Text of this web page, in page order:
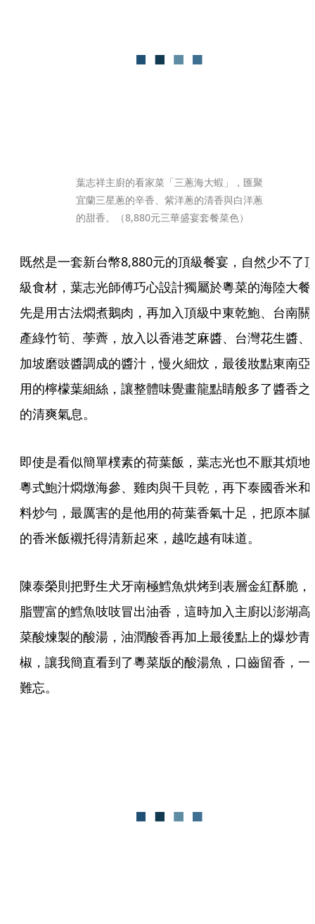
葉志祥主廚的看家菜「三蔥海大蝦」，匯聚
宜蘭三星蔥的辛香、紫洋蔥的清香與白洋蔥
的甜香。（8,880元三華盛宴套餐菜色）
既然是一套新台幣8,880元的頂級餐宴，自然少不了
級食材，葉志光師傅巧心設計獨屬於粵菜的海陸大餐
先是用古法燜煮鵝肉，再加入頂級中東乾鮑、台南關
產綠竹筍、荸薺，放入以香港芝麻醬、台灣花生醬、
加坡磨豉醬調成的醬汁，慢火細炆，最後妝點東南亞
用的檸檬葉細絲，讓整體味覺畫龍點睛般多了醬香之
的清爽氣息。
即使是看似簡單樸素的荷葉飯，葉志光也不厭其煩地
粵式鮑汁燜燉海參、雞肉與干貝乾，再下泰國香米和
料炒勻，最厲害的是他用的荷葉香氣十足，把原本膩
的香米飯襯托得清新起來，越吃越有味道。
陳泰榮則把野生犬牙南極鱈魚烘烤到表層金紅酥脆，
脂豐富的鱈魚吱吱冒出油香，這時加入主廚以澎湖高
菜酸煉製的酸湯，油潤酸香再加上最後點上的爆炒青
椒，讓我簡直看到了粵菜版的酸湯魚，口齒留香，一
難忘。